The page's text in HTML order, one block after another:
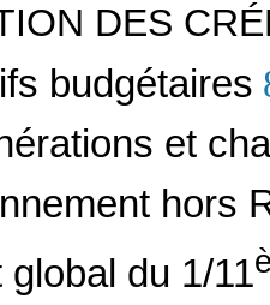
DES
budgétaires
et
hors
du 1/11